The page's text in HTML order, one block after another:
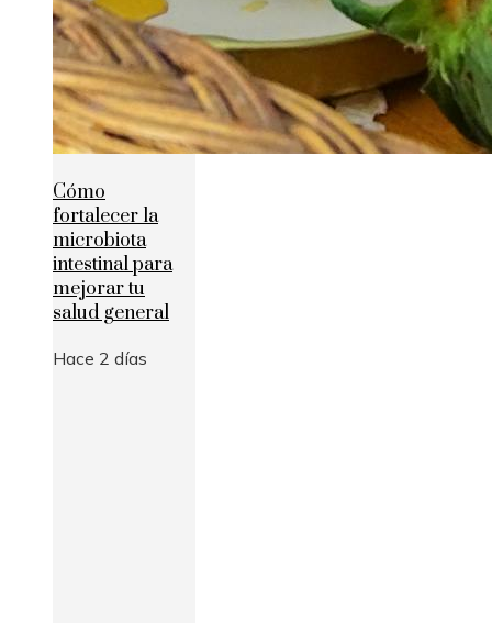
Cómo
fortalecer la
microbiota
intestinal para
mejorar tu
salud general
Hace 2 días